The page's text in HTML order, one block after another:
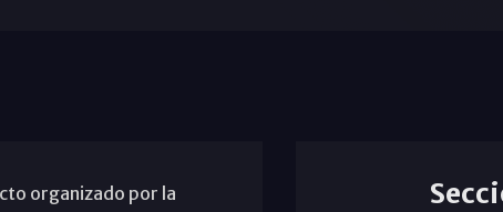
organizado por la